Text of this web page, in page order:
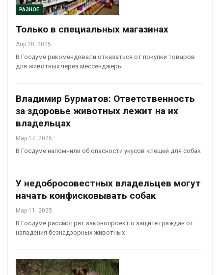
РАЗНОЕ
Только в специальных магазинах
Апр 28, 2025
В Госдуме рекомендовали отказаться от покупки товаров
для животных через мессенджеры
Владимир Бурматов: Ответственность
за здоровье животных лежит на их
владельцах
Мар 17, 2025
В Госдуме напомнили об опасности укусов клещей для собак
У недобросовестных владельцев могут
начать конфисковывать собак
Мар 11, 2025
В Госдуме рассмотрят законопроект о защите граждан от
нападения безнадзорных животных